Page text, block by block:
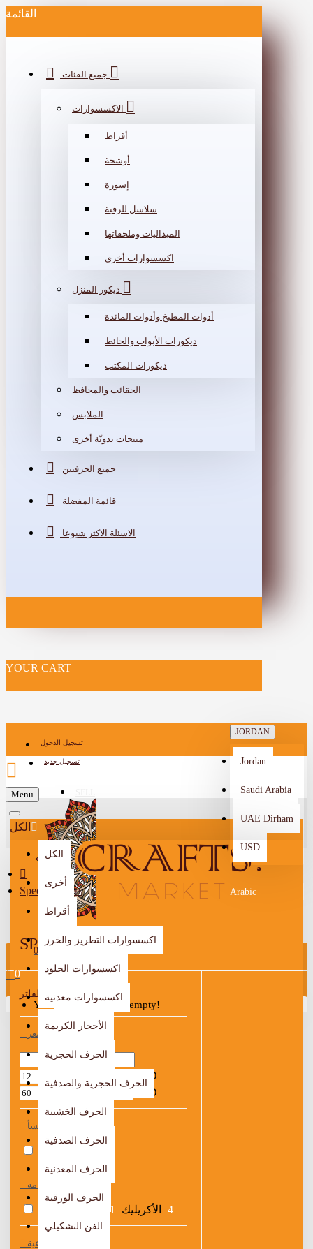
القائمة
جميع الفئات
الاكسسوارات
أقراط
أوشحة
إسورة
سلاسل للرقبة
الميداليات وملحقاتها
اكسسوارات أخرى
ديكور المنزل
أدوات المطبخ وأدوات المائدة
ديكورات الأبواب والحائط
ديكورات المكتب
الحقائب والمحافظ
الملابس
منتجات يدويّة أخرى
جميع الحرفيين
قائمة المفضلة
الاسئلة الاكثر شيوعا
YOUR CART
تسجيل الدخول
تسجيل جديد
-->
JORDAN
Jordan
Saudi Arabia
UAE Dirham
USD
Arabic
Menu
0
0
Your shopping cart is empty!
الكل
الكل
أخرى
أقراط
اكسسوارات التطريز والخرز
اكسسوارات الجلود
اكسسوارات معدنية
الأحجار الكريمة
الحرف الحجرية
الحرف الحجرية والصدفية
الحرف الخشبية
الحرف الصدفية
الحرف المعدنية
الحرف الورقية
الفن التشكيلي
Special Offers
SPECIAL OFFERS
الفلتر الغاء
السعر
JOD
JOD
مدينة المنشأ
الخامة
الأكريليك 1 4
النوعية